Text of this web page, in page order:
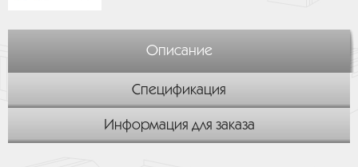
Описание
Спецификация
Информация для заказа